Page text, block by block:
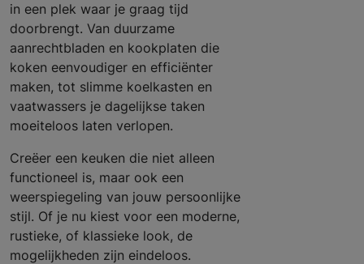
in een plek waar je graag tijd
doorbrengt. Van duurzame
aanrechtbladen en kookplaten die
koken eenvoudiger en efficiënter
maken, tot slimme koelkasten en
vaatwassers je dagelijkse taken
moeiteloos laten verlopen.
Creëer een keuken die niet alleen
functioneel is, maar ook een
weerspiegeling van jouw persoonlijke
stijl. Of je nu kiest voor een moderne,
rustieke, of klassieke look, de
mogelijkheden zijn eindeloos.